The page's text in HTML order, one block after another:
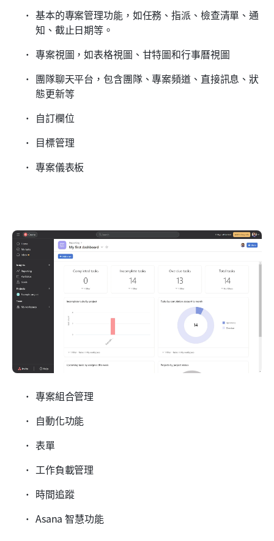
基本的專案管理功能，如任務、指派、檢查清單、通
知、截止日期等。
專案視圖，如表格視圖、甘特圖和行事曆視圖
團隊聊天平台，包含團隊、專案頻道、直接訊息、狀
態更新等
自訂欄位
目標管理
專案儀表板
專案組合管理
自動化功能
表單
工作負載管理
時間追蹤
Asana 智慧功能